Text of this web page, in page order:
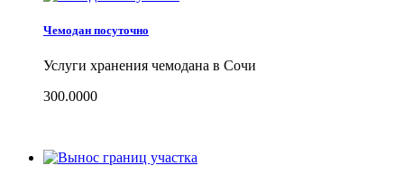
Чемодан посуточно
Услуги хранения чемодана в Сочи
300.0000